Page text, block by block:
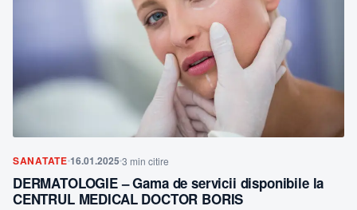
SANATATE 16.01.2025 3 min citire
DERMATOLOGIE – Gama de servicii disponibile la
CENTRUL MEDICAL DOCTOR BORIS